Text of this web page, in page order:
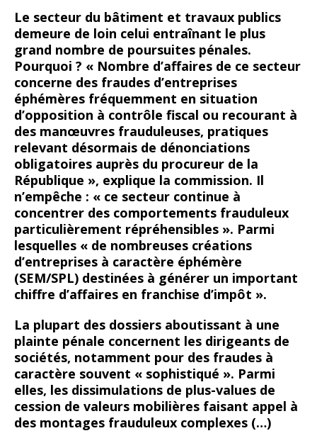
Le secteur du bâtiment et travaux publics
demeure de loin celui entraînant le plus
grand nombre de poursuites pénales.
Pourquoi ? « Nombre d’affaires de ce secteur
concerne des fraudes d’entreprises
éphémères fréquemment en situation
d’opposition à contrôle fiscal ou recourant à
des manœuvres frauduleuses, pratiques
relevant désormais de dénonciations
obligatoires auprès du procureur de la
République », explique la commission. Il
n’empêche : « ce secteur continue à
concentrer des comportements frauduleux
particulièrement répréhensibles ». Parmi
lesquelles « de nombreuses créations
d’entreprises à caractère éphémère
(SEM/SPL) destinées à générer un important
chiffre d’affaires en franchise d’impôt ».
La plupart des dossiers aboutissant à une
plainte pénale concernent les dirigeants de
sociétés, notamment pour des fraudes à
caractère souvent « sophistiqué ». Parmi
elles, les dissimulations de plus-values de
cession de valeurs mobilières faisant appel à
des montages frauduleux complexes (…)